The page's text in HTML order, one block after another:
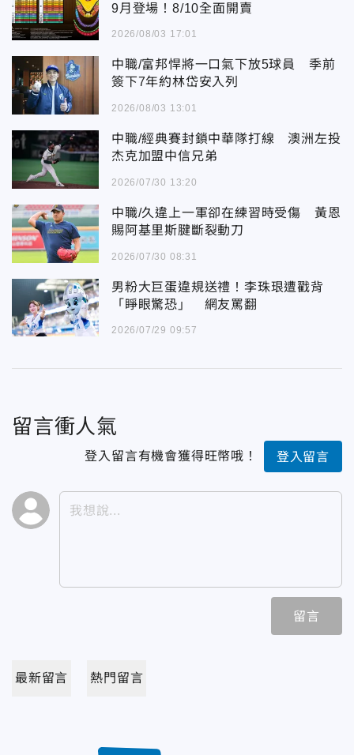
9月登場！8/10全面開賣
2026/08/03 17:01
中職/富邦悍將一口氣下放5球員 季前
簽下7年約林岱安入列
2026/08/03 13:01
中職/經典賽封鎖中華隊打線 澳洲左投
杰克加盟中信兄弟
2026/07/30 13:20
中職/久違上一軍卻在練習時受傷 黃恩
賜阿基里斯腱斷裂動刀
2026/07/30 08:31
男粉大巨蛋違規送禮！李珠珢遭戳背
「睜眼驚恐」 網友罵翻
2026/07/29 09:57
留言衝人氣
登入留言有機會獲得旺幣哦！ 登入留言
留言
最新留言 熱門留言